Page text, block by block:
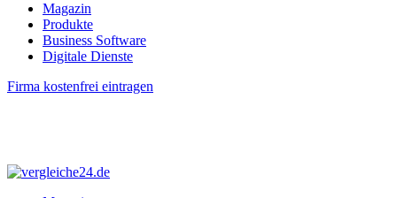
Magazin
Produkte
Business Software
Digitale Dienste
Firma kostenfrei eintragen